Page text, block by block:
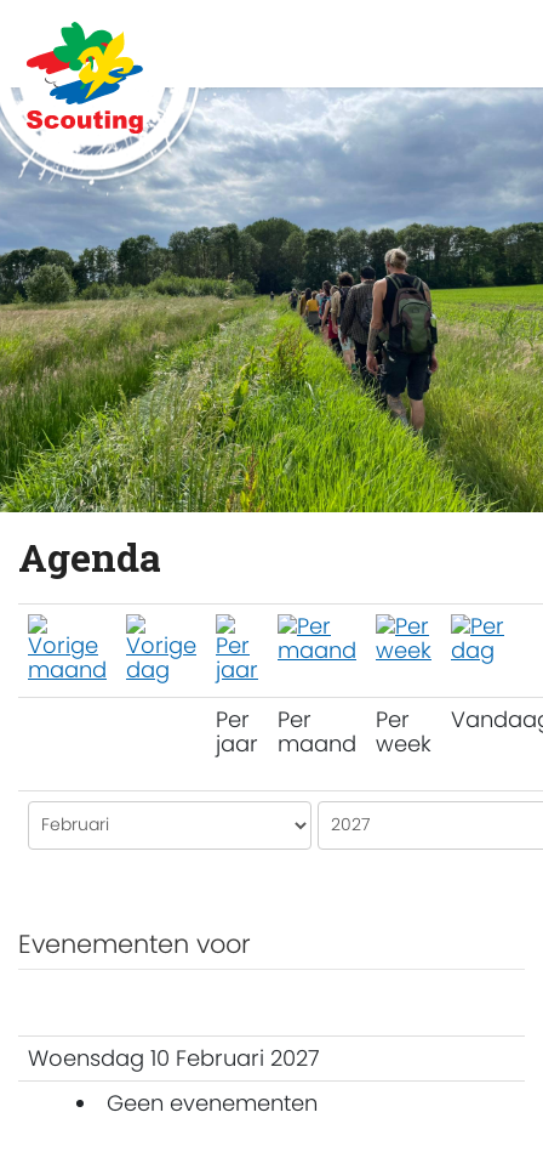
Agenda
Per
jaar
Per
maand
Per
week
Evenementen voor
Woensdag 10 Februari 2027
Geen evenementen